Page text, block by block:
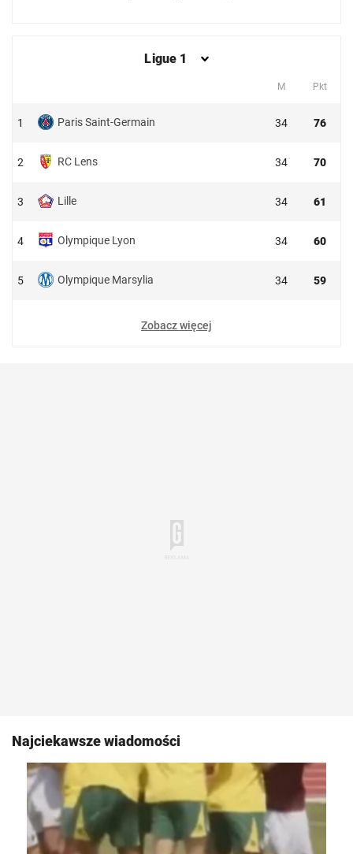
Ligue 1
M Pkt
1 Paris Saint-Germain 34 76
2 RC Lens 34 70
3 Lille 34 61
4 Olympique Lyon 34 60
5 Olympique Marsylia 34 59
Zobacz więcej
Najciekawsze wiadomości